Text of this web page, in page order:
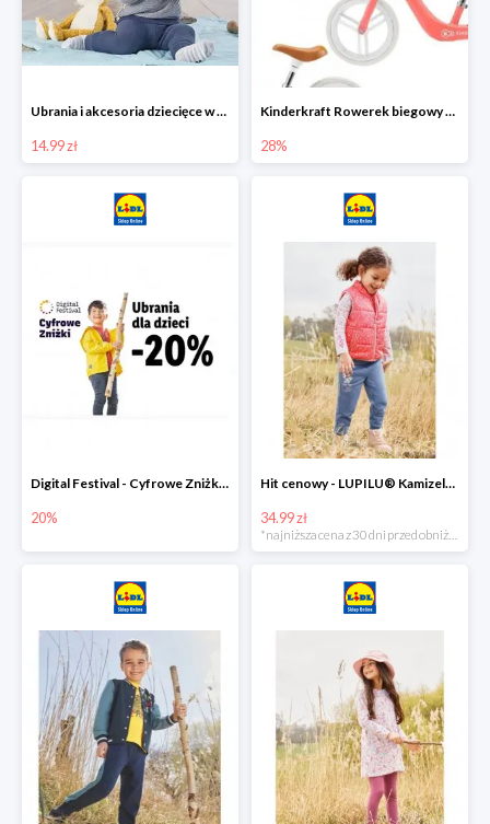
Ubrania i akcesoria dziecięce w Lidlu Online od 14,99 zł
14.99 zł
Kinderkraft Rowerek biegowy Fly
28%
Digital Festival - Cyfrowe Zniżki Ubrania dla dzieci w Lidlu -20%
20%
Hit cenowy - LUPILU® Kamizelka pikowana dziewczęca
34.99 zł